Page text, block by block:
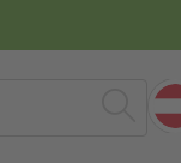
Suchen